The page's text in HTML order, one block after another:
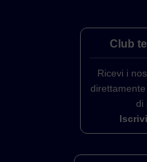
Club
Ricevi i
di